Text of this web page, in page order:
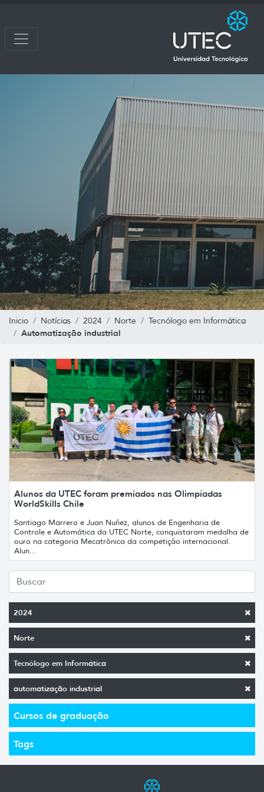
Inicio Notícias 2024 Norte Tecnólogo em Informática
Automatização industrial
2024
Norte
Tecnólogo em Informática
automatização industrial
Cursos de graduação
Tags
Alunos da UTEC foram premiados nas Olimpíadas
WorldSkills Chile
Santiago Marrero e Juan Nuñez, alunos de Engenharia de
Controle e Automática da UTEC Norte, conquistaram medalha de
ouro na categoria Mecatrônica da competição internacional.
Alun...